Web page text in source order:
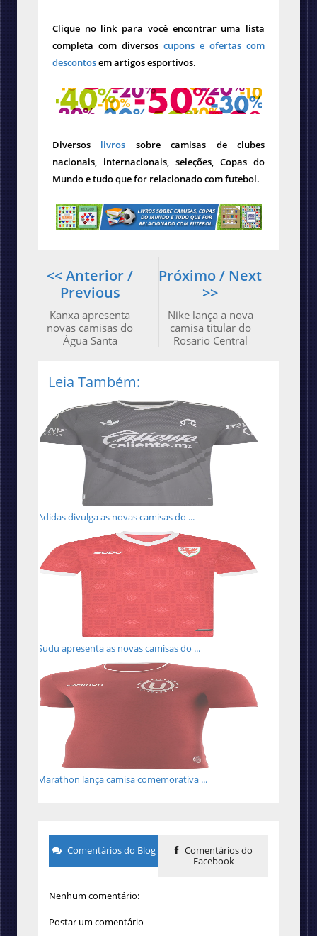
Clique no link para você encontrar uma lista
completa com diversos cupons e ofertas com
descontosem artigos esportivos.
Diversos livros sobre camisas de clubes
nacionais, internacionais, seleções, Copas do
Mundo e tudo que for relacionado com futebol.
Próximo / Next
>>
Nike lança a nova
camisa titular do
Rosario Central
<< Anterior /
Previous
Kanxa apresenta
novas camisas do
Água Santa
Leia Também:
Adidas divulga as novas camisas do ...
Sudu apresenta as novas camisas do ...
Marathon lança camisa comemorativa ...
Comentários do Blog
Comentários do
Facebook
Nenhum comentário:
Postar um comentário